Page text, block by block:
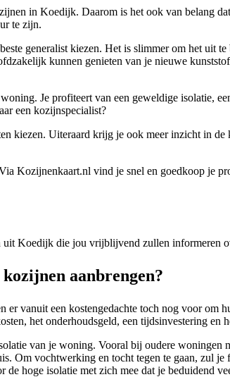
in Koedijk. Daarom is het ook van belang
te zijn.
generalist kiezen. Het is slimmer om het uit
kunnen genieten van je nieuwe
Je profiteert van een geweldige isolatie,
een kozijnspecialist?
kiezen. Uiteraard krijg je ook meer inzicht in
Kozijnenkaart.nl vind je snel en goedkoop je
Koedijk die jou vrijblijvend zullen informeren
aanbrengen?
vanuit een kostengedachte toch nog voor om
het onderhoudsgeld, een tijdsinvestering en
van je woning. Vooral bij oudere woningen
Om vochtwerking en tocht tegen te gaan, zul
hoge isolatie met zich mee dat je beduidend